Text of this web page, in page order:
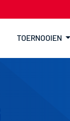
TOERNOOIEN